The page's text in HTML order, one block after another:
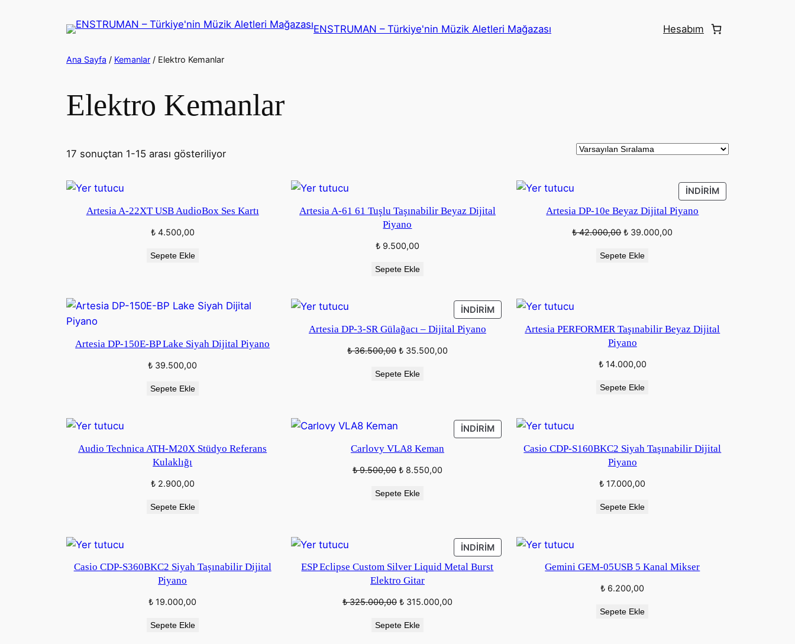
ENSTRUMAN – Türkiye'nin Müzik Aletleri Mağazası Hesabım
Ana Sayfa / Kemanlar / Elektro Kemanlar
Elektro Kemanlar
17 sonuçtan 1-15 arası gösteriliyor
Artesia A-22XT USB AudioBox Ses Kartı
₺4.500,00
Sepete Ekle
Artesia A-61 61 Tuşlu Taşınabilir Beyaz Dijital
Piyano
₺9.500,00
Sepete Ekle
İNDIRIMİNDIRIMDEKI
ÜRÜN
Artesia DP-10e Beyaz Dijital Piyano
₺42.000,00 Orijinal
₺ 42.000,00.
₺ 39.000,00
Sepete Ekle
Artesia DP-150E-BP Lake Siyah Dijital Piyano
₺ 39.500,00
Sepete Ekle
İNDIRIMİNDIRIMDEKI
ÜRÜN
Artesia DP-3-SR Gülağacı – Dijital Piyano
₺36.500,00 Orijinal
₺ 36.500,00.
₺35.500,00Şu
Sepete Ekle
Artesia PERFORMER Taşınabilir Beyaz Dijital
Piyano
₺14.000,00
Sepete Ekle
Audio Technica ATH-M20X Stüdyo Referans
Kulaklığı
₺2.900,00
Sepete Ekle
İNDIRIMİNDIRIMDEKI
ÜRÜN
Carlovy VLA8 Keman
₺9.500,00 Orijinal
₺ 9.500,00.
₺8.550,00Şu
Sepete Ekle
Casio CDP-S160BKC2 Siyah Taşınabilir Dijital
Piyano
₺ 17.000,00
Sepete Ekle
Casio CDP-S360BKC2 Siyah Taşınabilir Dijital
Piyano
₺ 19.000,00
Sepete Ekle
İNDIRIMİNDIRIMDEKI
ÜRÜN
ESP Eclipse Custom Silver Liquid Metal Burst
Elektro Gitar
₺325.000,00 Orijinal
₺ 325.000,00.
₺315.000,00Şu
Sepete Ekle
Gemini GEM-05USB 5 Kanal Mikser
₺ 6.200,00
Sepete Ekle